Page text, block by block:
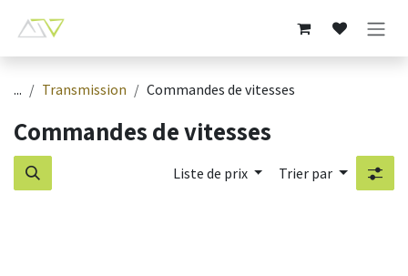
... Transmission Commandes de vitesses
Commandes de vitesses
Liste de prix Trier par